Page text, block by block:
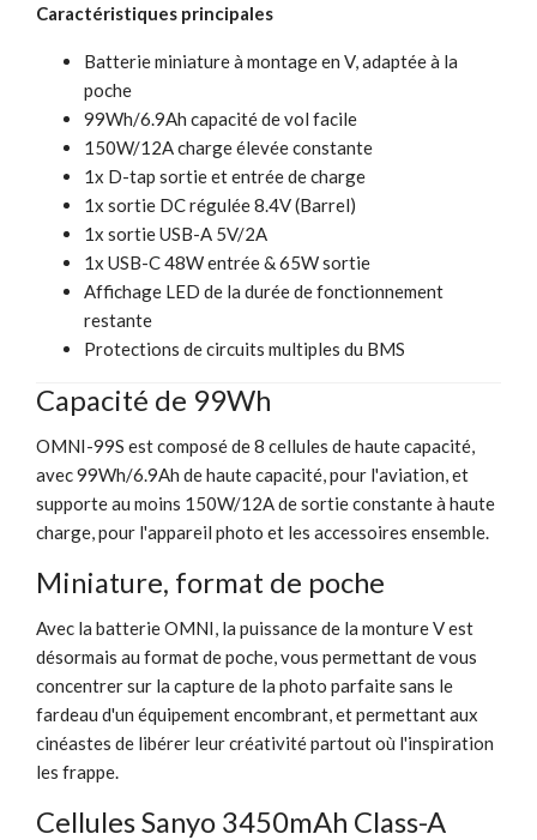
Caractéristiques principales
Batterie miniature à montage en V, adaptée à la
poche
99Wh/6.9Ah capacité de vol facile
150W/12A charge élevée constante
1x D-tap sortie et entrée de charge
1x sortie DC régulée 8.4V (Barrel)
1x sortie USB-A 5V/2A
1x USB-C 48W entrée & 65W sortie
Affichage LED de la durée de fonctionnement
restante
Protections de circuits multiples du BMS
Capacité de 99Wh
OMNI-99S est composé de 8 cellules de haute capacité,
avec 99Wh/6.9Ah de haute capacité, pour l'aviation, et
supporte au moins 150W/12A de sortie constante à haute
charge, pour l'appareil photo et les accessoires ensemble.
Miniature, format de poche
Avec la batterie OMNI, la puissance de la monture V est
désormais au format de poche, vous permettant de vous
concentrer sur la capture de la photo parfaite sans le
fardeau d'un équipement encombrant, et permettant aux
cinéastes de libérer leur créativité partout où l'inspiration
les frappe.
Cellules Sanyo 3450mAh Class-A